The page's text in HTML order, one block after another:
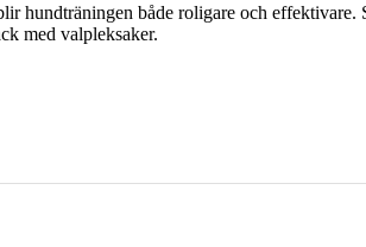
både roligare och effektivare.
med valpleksaker.